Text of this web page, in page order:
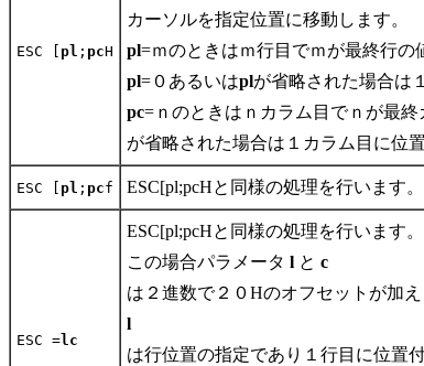
ESC [ pl ; pcH
カーソルを指定位置に移動します。
pl=ｍのときはｍ行目でｍが最終行の
pl=０あるいはplが省略された場合は
pc=ｎのときはｎカラム目でｎが最
が省略された場合は１カラム目に位
ESC [ pl ; pcf ESC[pl;pcHと同様の処理を行います。
ESC =lc
ESC[pl;pcHと同様の処理を行います。
この場合パラメータ l と c
は２進数で２０Hのオフセットが加え
l
は行位置の指定であり１行目に位置